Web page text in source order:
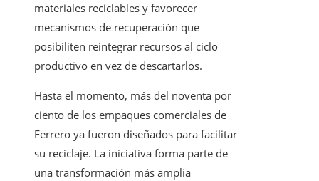
materiales reciclables y favorecer
mecanismos de recuperación que
posibiliten reintegrar recursos al ciclo
productivo en vez de descartarlos.
Hasta el momento, más del noventa por
ciento de los empaques comerciales de
Ferrero ya fueron diseñados para facilitar
su reciclaje. La iniciativa forma parte de
una transformación más amplia